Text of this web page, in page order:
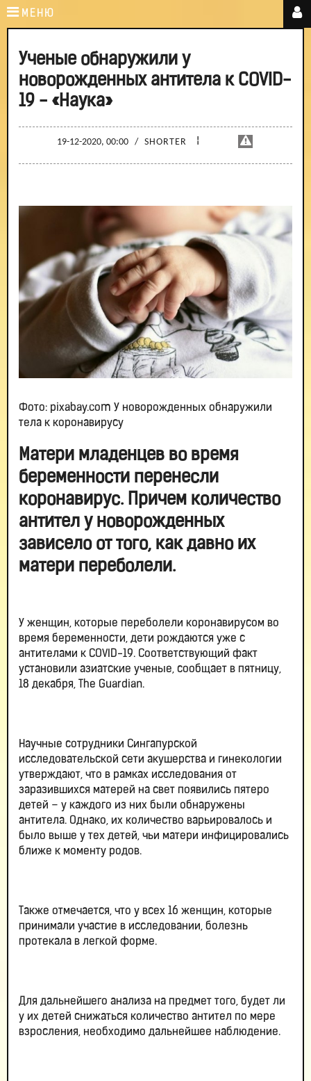
МЕНЮ
Ученые обнаружили у
новорожденных антитела к COVID-
19 - «Наука»
19-12-2020, 00:00 / SHORTER ¦
Фото: pixabay.com У новорожденных обнаружили
тела к коронавирусу
Матери младенцев во время
беременности перенесли
коронавирус. Причем количество
антител у новорожденных
зависело от того, как давно их
матери переболели.
У женщин, которые переболели коронавирусом во
время беременности, дети рождаются уже с
антителами к COVID-19. Соответствующий факт
установили азиатские ученые, сообщает в пятницу,
18 декабря, The Guardian.
Научные сотрудники Сингапурской
исследовательской сети акушерства и гинекологии
утверждают, что в рамках исследования от
заразившихся матерей на свет появились пятеро
детей – у каждого из них были обнаружены
антитела. Однако, их количество варьировалось и
было выше у тех детей, чьи матери инфицировались
ближе к моменту родов.
Также отмечается, что у всех 16 женщин, которые
принимали участие в исследовании, болезнь
протекала в легкой форме.
Для дальнейшего анализа на предмет того, будет ли
у их детей снижаться количество антител по мере
взросления, необходимо дальнейшее наблюдение.